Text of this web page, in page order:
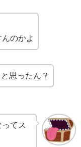
のかよ
思ったん？
てス